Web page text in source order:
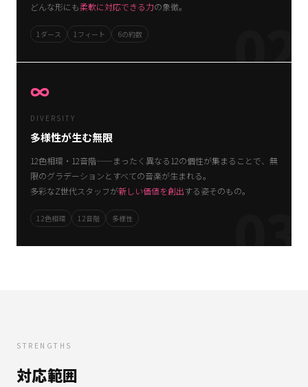
02
どんな形にも柔軟に対応できる力の象徴。
1ダース 1フィート 6の約数
03
∞
DIVERSITY
多様性が生む無限
12色相環・12音階——まったく異なる12の個性が集まることで、無
限のグラデーションとすべての音楽が生まれる。
多彩なZ世代スタッフが新しい価値を創出する姿そのもの。
12色相環 12音階 多様性
STRENGTHS
対応範囲